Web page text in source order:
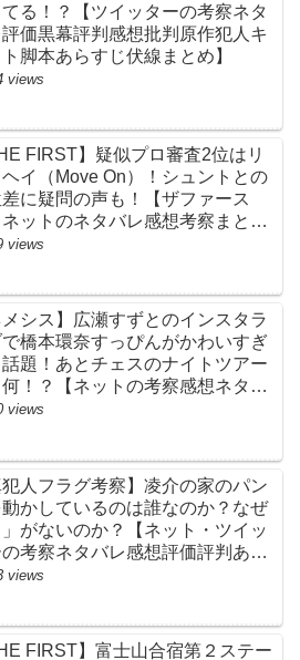
る！？【ツイッターの考察ネタ
価黒幕評判感想批判原作犯人キ
脚本あらすじ伏線まとめ】
views
FIRST】疑似プロ審査2位はリ
ヘイ（Move On）！シュントとの
に疑問の声も！【ザファース
ネットのネタバレ感想考察まと
スッキリ・BE:FIRST・ビーファ
views
メシス】広瀬すずとのインスタラ
橋本環奈すっぴんがかわいすぎ
話題！あとチェスのナイトツアー
何！？【ネットの考察感想ネタバ
とめ【第９話】
views
犯人フラグ考察】凌介の家のパン
動かしているのは誰なのか？なぜ
」がないのか？【ネット・ツイッ
の考察ネタバレ感想評価評判あら
原作犯人キャスト黒幕伏線まと
views
FIRST】富士山合宿第２ステー